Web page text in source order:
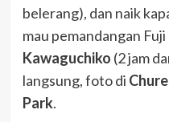
belerang), dan naik
mau pemandangan
Kawaguchiko (2 jam
langsung, foto di
Park.